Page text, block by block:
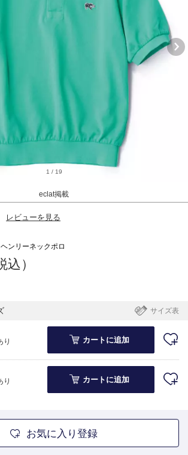
1 / 19
eclat掲載
レビューを見る
ンリーネックポロ
込）
サイズ表
り
カートに追加
り
カートに追加
お気に入り登録